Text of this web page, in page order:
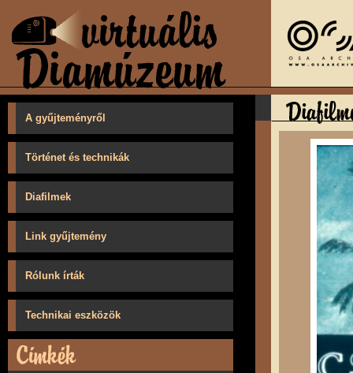
A gyűjteményről
Történet és technikák
Diafilmek
Link gyűjtemény
Rólunk írták
Technikai eszközök